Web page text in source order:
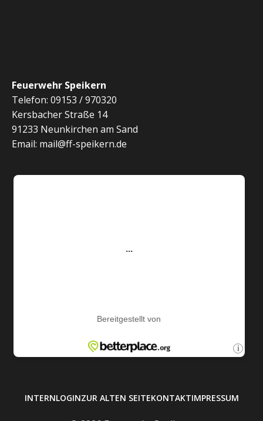
Feuerwehr Speikern
Telefon: 09153 / 970320
Kersbacher Straße 14
91233 Neunkirchen am Sand
Email: mail@ff-speikern.de
INTERNLOGINZUR ALTEN SEITEKONTAKTIMPRESSUM